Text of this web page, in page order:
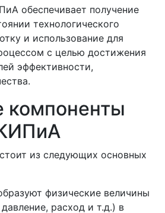
обеспечивает получение
технологического
и использование для
с целью достижения
эффективности,
компоненты
из следующих основных
физические величины
расход и т.д.) в